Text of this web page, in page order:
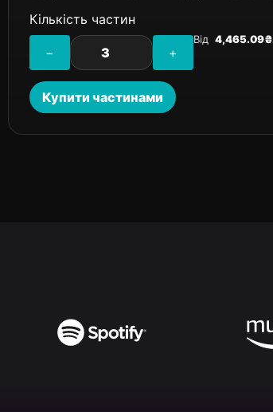
Кількість частин
− +
Від 4,465.09₴
Купити частинами